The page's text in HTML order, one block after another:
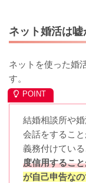
ネット婚活は嘘
ネットを使った婚
す。
結婚相談所や
会話をするこ
義務付けてい
度信用するこ
が自己申告な